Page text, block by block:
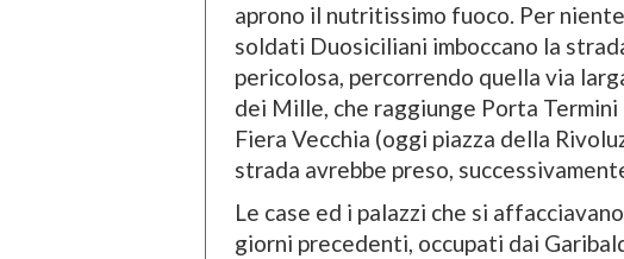
aprono il nutritissimo fuoco. Per
soldati Duosiciliani imboccano la
pericolosa, percorrendo quella via
dei Mille, che raggiunge Porta
Fiera Vecchia (oggi piazza della
strada avrebbe preso,
Le case ed i palazzi che si
giorni precedenti, occupati dai